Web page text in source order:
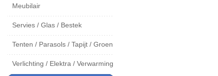
Meubilair
Servies / Glas / Bestek
Tenten / Parasols / Tapijt / Groen
Verlichting / Elektra / Verwarming